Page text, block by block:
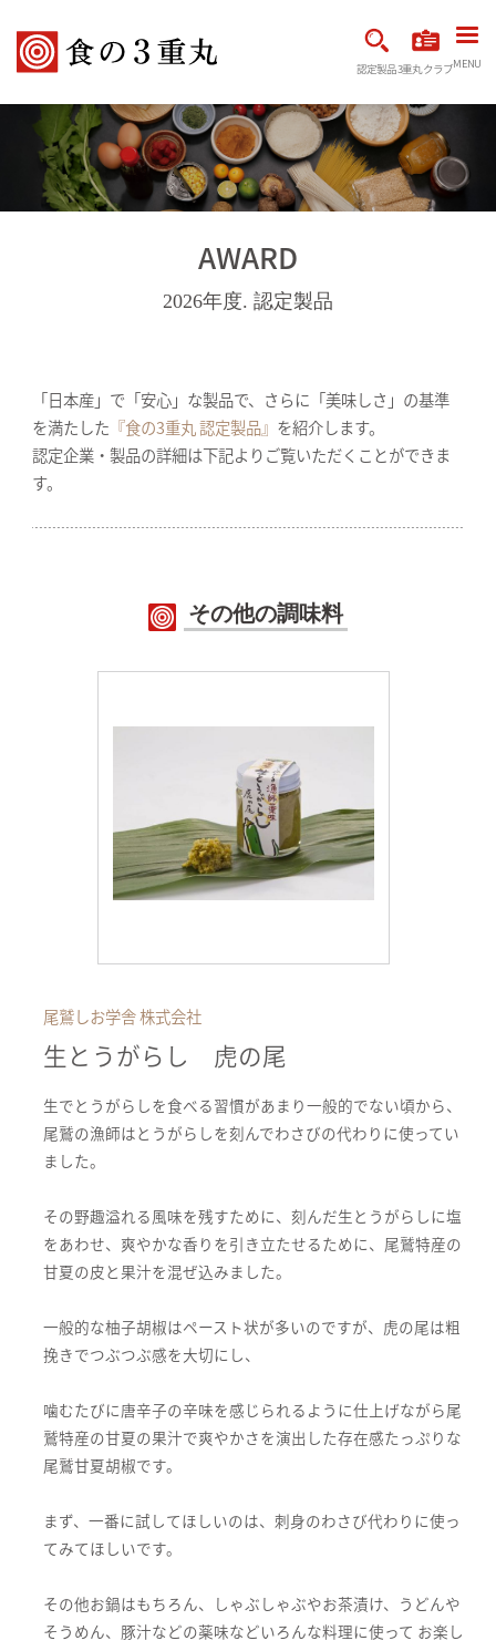
認定製品3重丸クラブMENU
AWARD
2026年度. 認定製品
「日本産」で「安心」な製品で、さらに「美味しさ」の基準
を満たした 『食の3重丸 認定製品』 を紹介します。
認定企業・製品の詳細は下記よりご覧いただくことができま
す。
その他の調味料
尾鷲しお学舎 株式会社
生とうがらし 虎の尾
生でとうがらしを食べる習慣があまり一般的でない頃から、
尾鷲の漁師はとうがらしを刻んでわさびの代わりに使ってい
ました。
その野趣溢れる風味を残すために、刻んだ生とうがらしに塩
をあわせ、爽やかな香りを引き立たせるために、尾鷲特産の
甘夏の皮と果汁を混ぜ込みました。
一般的な柚子胡椒はペースト状が多いのですが、虎の尾は粗
挽きでつぶつぶ感を大切にし、
噛むたびに唐辛子の辛味を感じられるように仕上げながら尾
鷲特産の甘夏の果汁で爽やかさを演出した存在感たっぷりな
尾鷲甘夏胡椒です。
まず、一番に試してほしいのは、刺身のわさび代わりに使っ
てみてほしいです。
その他お鍋はもちろん、しゃぶしゃぶやお茶漬け、うどんや
そうめん、豚汁などの薬味などいろんな料理に使って お楽し